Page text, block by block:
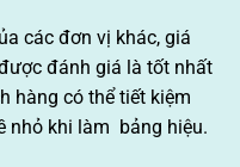
các đơn vị khác, giá
đánh giá là tốt nhất
hàng có thể tiết kiệm
nhỏ khi làm bảng hiệu.